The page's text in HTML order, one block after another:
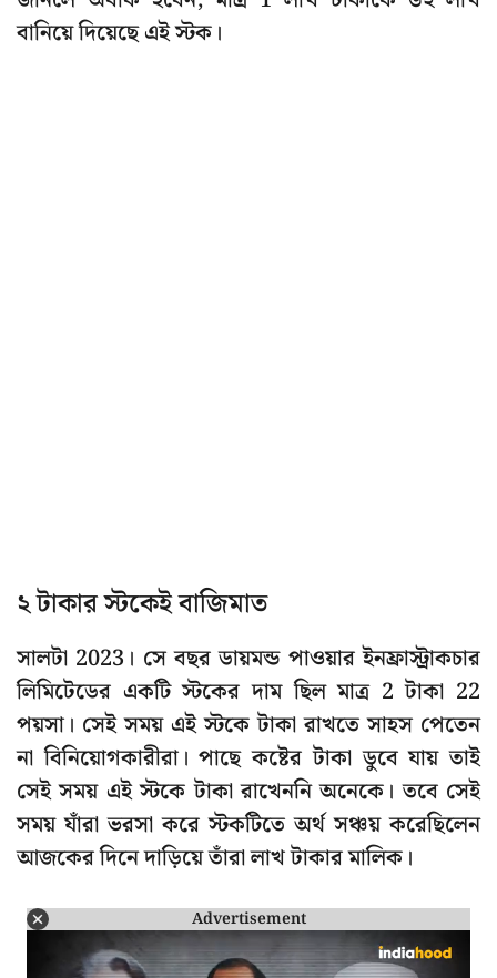
বানিয়ে দিয়েছে এই স্টক।
২ টাকার স্টকেই বাজিমাত
সালটা 2023। সে বছর ডায়মন্ড পাওয়ার ইনফ্রাস্ট্রাকচার
লিমিটেডের একটি স্টকের দাম ছিল মাত্র 2 টাকা 22
পয়সা। সেই সময় এই স্টকে টাকা রাখতে সাহস পেতেন
না বিনিয়োগকারীরা। পাছে কষ্টের টাকা ডুবে যায় তাই
সেই সময় এই স্টকে টাকা রাখেননি অনেকে। তবে সেই
সময় যাঁরা ভরসা করে স্টকটিতে অর্থ সঞ্চয় করেছিলেন
আজকের দিনে দাড়িয়ে তাঁরা লাখ টাকার মালিক।
Advertisement